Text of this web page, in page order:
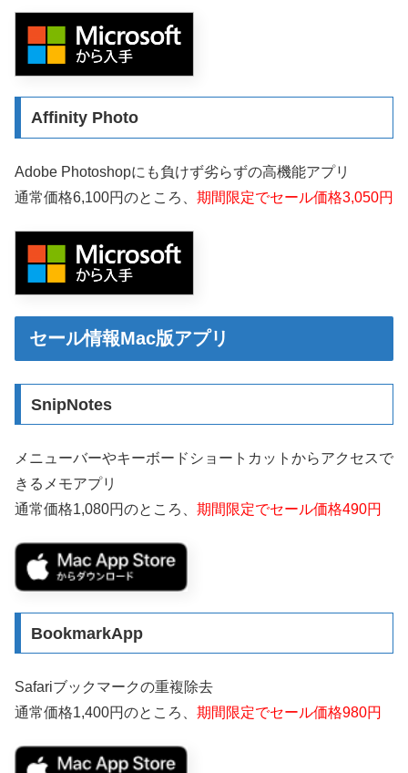
Affinity Photo
Adobe Photoshopにも負けず劣らずの高機能アプリ
通常価格6,100円のところ、 期間限定でセール価格3,050円
セール情報Mac版アプリ
SnipNotes
メニューバーやキーボードショートカットからアクセスで
きるメモアプリ
通常価格1,080円のところ、 期間限定でセール価格490円
BookmarkApp
Safariブックマークの重複除去
通常価格1,400円のところ、 期間限定でセール価格980円